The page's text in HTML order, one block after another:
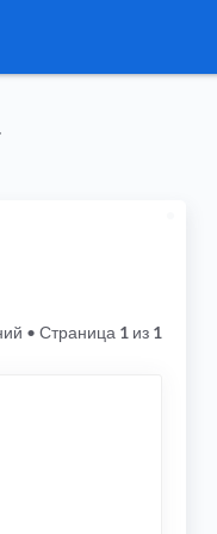
• Страница 1 из 1